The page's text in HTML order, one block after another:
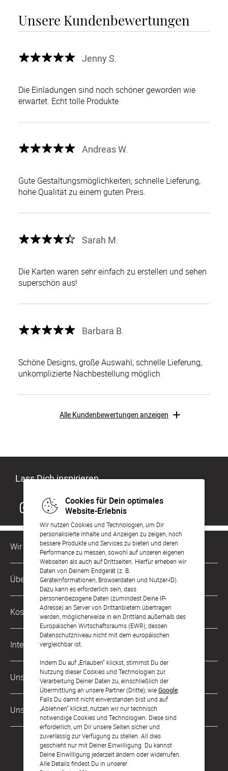
Cookies für Dein optimales
Website-Erlebnis
Wir nutzen Cookies und Technologien, um Dir
personalisierte Inhalte und Anzeigen zu zeigen, noch
bessere Produkte und Services zu bieten und deren
Performance zu messen, sowohl auf unseren eigenen
Webseiten als auch auf Drittseiten. Hierfür erheben wir
Daten von Deinem Endgerät (z. B.
Geräteinformationen, Browserdaten und Nutzer-ID).
Dazu kann es erforderlich sein, dass
personenbezogene Daten (zumindest Deine IP-
Adresse) an Server von Drittanbietern übertragen
werden, möglicherweise in ein Drittland außerhalb des
Europäischen Wirtschaftsraums (EWR), dessen
Datenschutzniveau nicht mit dem europäischen
vergleichbar ist.
Indem Du auf „Erlauben“ klickst, stimmst Du der
Nutzung dieser Cookies und Technologien zur
Verarbeitung Deiner Daten zu, einschließlich der
Übermittlung an unsere Partner (Dritte), wieGoogle
Falls Du damit nicht einverstanden bist und auf
„Ablehnen“ klickst, nutzen wir nur technisch
notwendige Cookies und Technologien. Diese sind
erforderlich, um Dir unsere Seiten sicher und
zuverlässig zur Verfügung zu stellen. All dies
geschieht nur mit Deiner Einwilligung. Du kannst
Deine Einwilligung jederzeit ändern oder widerrufen.
Alle Details findest Du in unserer
Unsere Kundenbewertungen
Jenny S.
Die Einladungen sind noch schöner geworden wie
erwartet. Echt tolle Produkte
Andreas W.
Gute Gestaltungsmöglichkeiten; schnelle Lieferung,
hohe Qualität zu einem guten Preis.
Sarah M.
Die Karten waren sehr einfach zu erstellen und sehen
superschön aus!
Barbara B.
Schöne Designs, große Auswahl, schnelle Lieferung,
unkomplizierte Nachbestellung möglich
Alle Kundenbewertungen anzeigen
Lass Dich inspirieren
Wir sind für Dich da
Kundenservice-Hotline
0049 221 956 725 10
Mo. - Fr. von 9 bis 17 Uhr
kontakt@sendmoments.ch
Über Uns
Philosophie
Karriere
Impressum
AGB & Widerrufsrecht
Zahlung & Versand
Datenschutz
LLM's
Kostenlose Services
Musterkarten
Digitale Gästelisten
FAQ & Hilfe
International
Deutschland
Österreich
Frankreich
Unsere Zahlungsarten
Unsere Partner